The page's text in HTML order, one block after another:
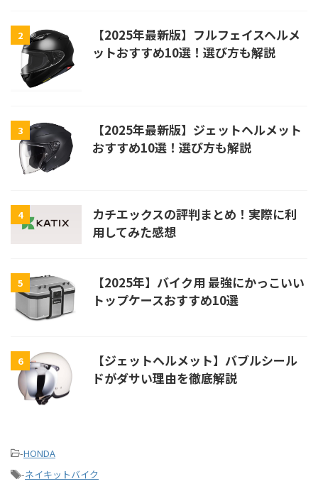
2
【2025年最新版】フルフェイスヘルメ
ットおすすめ10選！選び方も解説
3
【2025年最新版】ジェットヘルメット
おすすめ10選！選び方も解説
4
カチエックスの評判まとめ！実際に利
用してみた感想
5
【2025年】バイク用 最強にかっこいい
トップケースおすすめ10選
6
【ジェットヘルメット】バブルシール
ドがダサい理由を徹底解説
-HONDA
-ネイキットバイク